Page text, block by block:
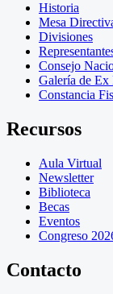
Historia
Mesa
Divisiones
Consejo
Galería de Ex
Constancia
Recursos
Aula Virtual
Newsletter
Biblioteca
Becas
Eventos
Congreso
Contacto